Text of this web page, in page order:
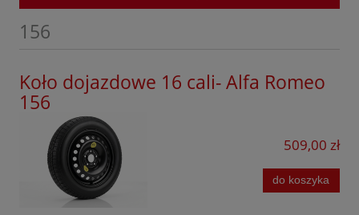
BMW
BYD
Citroen
Cupra
Dacia
DFSK
Brera
GT
Mito
Spider
Stelvio
156
Koło dojazdowe 16 cali- Alfa Romeo
156
509,00 zł
do koszyka